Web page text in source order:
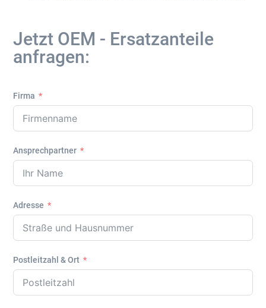
Jetzt OEM - Ersatzanteile
anfragen:
Firma
Ansprechpartner
Adresse
Postleitzahl & Ort